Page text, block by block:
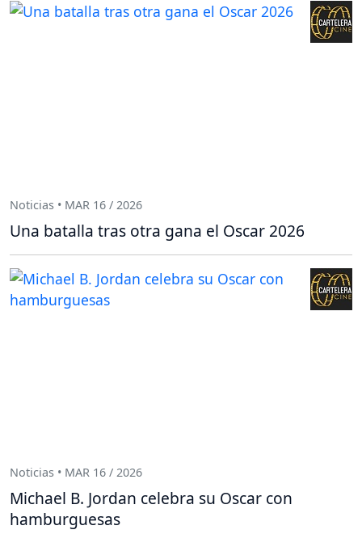
Noticias • MAR 16 / 2026
Una batalla tras otra gana el Oscar 2026
Noticias • MAR 16 / 2026
Michael B. Jordan celebra su Oscar con
hamburguesas